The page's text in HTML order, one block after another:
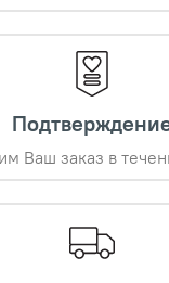
Ваш заказ в